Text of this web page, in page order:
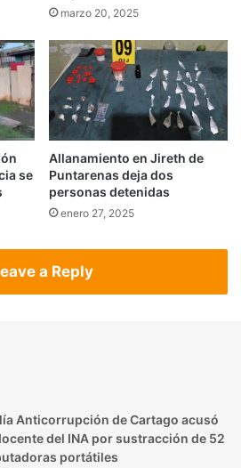
marzo 20, 2025
se
Allanamiento en Jireth de
Puntarenas deja dos
personas detenidas
enero 27, 2025
a Reply
Anticorrupción de Cartago acusó
del INA por sustracción de 52
portátiles